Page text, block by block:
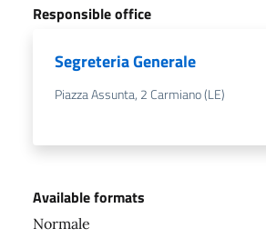
Responsible office
Segreteria Generale
Piazza Assunta, 2 Carmiano (LE)
Available formats
Normale